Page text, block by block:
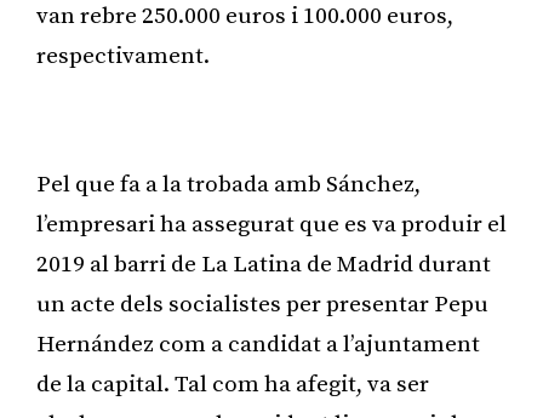
van rebre 250.000 euros i 100.000 euros,
respectivament.
Pel que fa a la trobada amb Sánchez,
l’empresari ha assegurat que es va produir el
2019 al barri de La Latina de Madrid durant
un acte dels socialistes per presentar Pepu
Hernández com a candidat a l’ajuntament
de la capital. Tal com ha afegit, va ser